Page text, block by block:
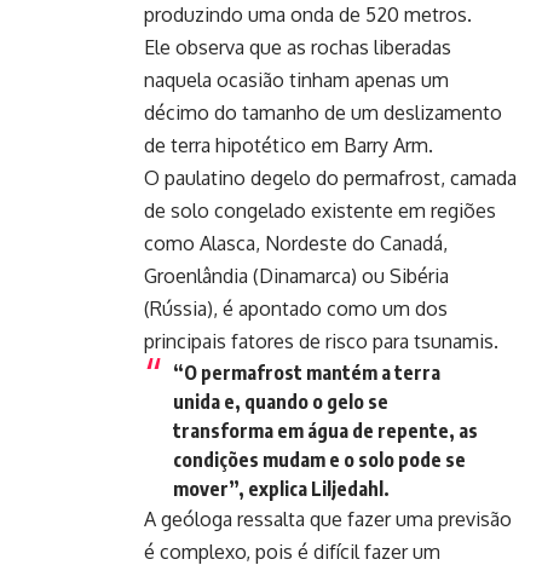
produzindo uma onda de 520 metros.
Ele observa que as rochas liberadas
naquela ocasião tinham apenas um
décimo do tamanho de um deslizamento
de terra hipotético em Barry Arm.
O paulatino degelo do permafrost, camada
de solo congelado existente em regiões
como Alasca, Nordeste do Canadá,
Groenlândia (Dinamarca) ou Sibéria
(Rússia), é apontado como um dos
principais fatores de risco para tsunamis.
“O permafrost mantém a terra
unida e, quando o gelo se
transforma em água de repente, as
condições mudam e o solo pode se
mover”, explica Liljedahl.
A geóloga ressalta que fazer uma previsão
é complexo, pois é difícil fazer um